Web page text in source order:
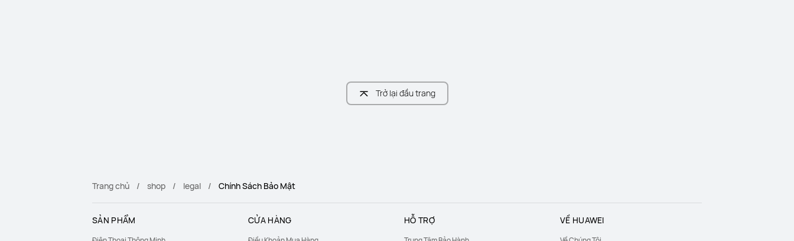
Trở lại đầu trang
Trang chủ shop legal Chính Sách Bảo Mật
SẢN PHẨM CỬA HÀNG HỖ TRỢ VỀ HUAWEI